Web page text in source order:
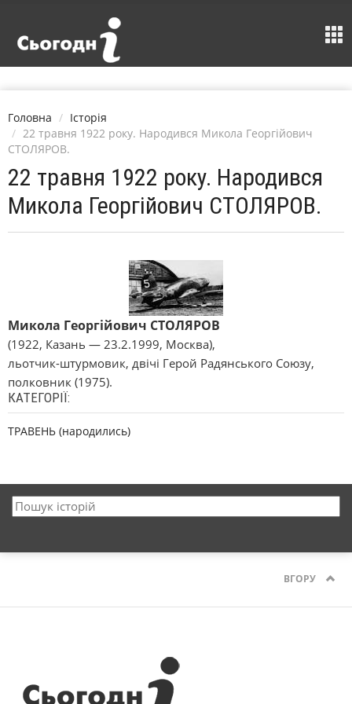
Головна
Історія
22 травня 1922 року. Народився Микола Георгійович
СТОЛЯРОВ.
22 травня 1922 року. Народився
Микола Георгійович СТОЛЯРОВ.
Микола Георгійович СТОЛЯРОВ
(1922, Казань — 23.2.1999, Москва),
льотчик-штурмовик, двічі Герой Радянського Союзу,
полковник (1975).
КАТЕГОРІЇ:
ТРАВЕНЬ (народились)
ВГОРУ